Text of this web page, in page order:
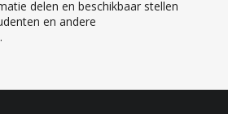
delen en beschikbaar stellen
en andere